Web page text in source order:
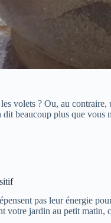
volets ? Ou, au
beaucoup plus que vous
pas leur énergie
votre jardin au petit matin,